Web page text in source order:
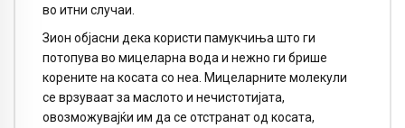
во итни случаи.
Зион објасни дека користи памукчиња што ги
потопува во мицеларна вода и нежно ги брише
корените на косата со неа. Мицеларните молекули
се врзуваат за маслото и нечистотијата,
овозможувајќи им да се отстранат од косата,